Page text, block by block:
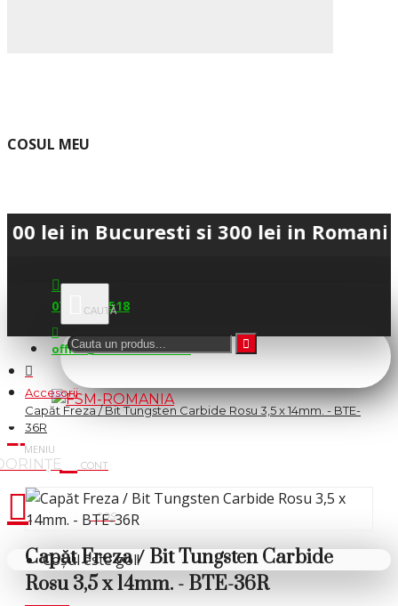
COSUL MEU
Bucuresti si 300 lei in Romania •
0745.677.518
office@fsm-romania.ro
Cosul tau
Coșul este gol!
Accesorii
Capăt Freza / Bit Tungsten Carbide Rosu 3,5 x 14mm. - BTE-
36R
Capăt Freza / Bit Tungsten Carbide
Rosu 3,5 x 14mm. - BTE-36R